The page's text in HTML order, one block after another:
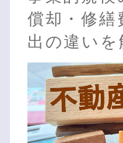
償却・修繕
出の違いを